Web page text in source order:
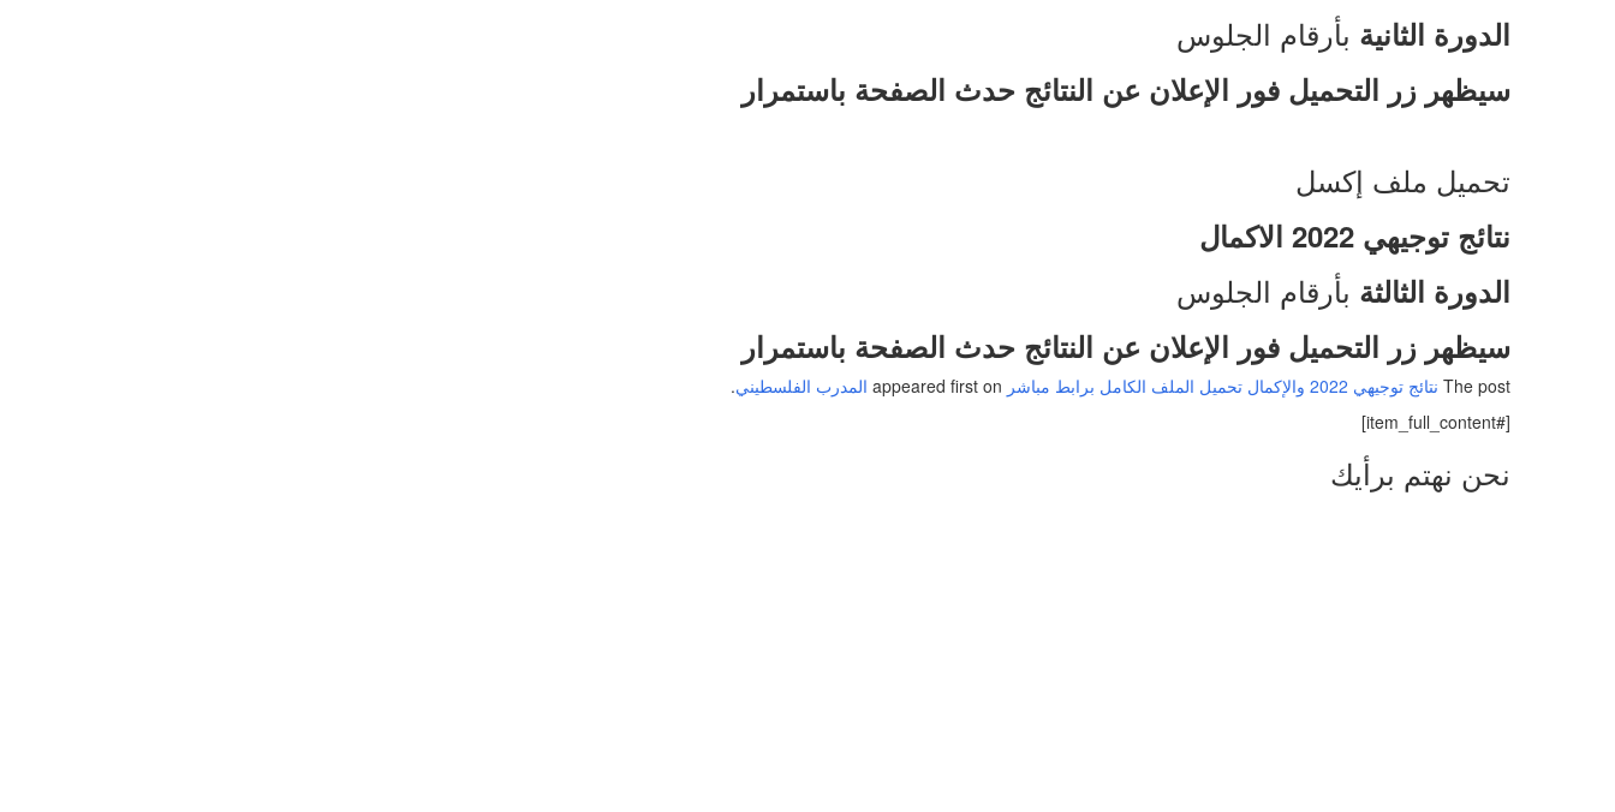
الدورة الثانية بأرقام الجلوس
سيظهر زر التحميل فور الإعلان عن النتائج حدث الصفحة باستمرار
تحميل ملف إكسل
نتائج توجيهي 2022 الاكمال
الدورة الثالثة بأرقام الجلوس
سيظهر زر التحميل فور الإعلان عن النتائج حدث الصفحة باستمرار
The post نتائج توجيهي 2022 والإكمال تحميل الملف الكامل برابط مباشر المدرب الفلسطيني.
[#item_full_content]
نحن نهتم برأيك